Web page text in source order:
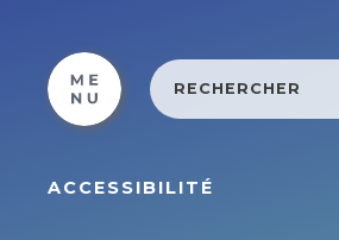
ACCESSIBILITÉ